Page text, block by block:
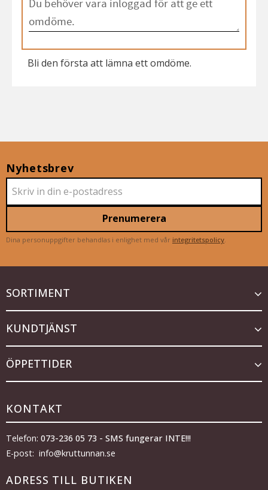
Bli den första att lämna ett omdöme.
Nyhetsbrev
Prenumerera
Dina personuppgifter behandlas i enlighet med vår integritetspolicy
SORTIMENT
KUNDTJÄNST
ÖPPETTIDER
KONTAKT
Telefon: 073-236 05 73 - SMS fungerar INTE!!!
E-post: info@kruttunnan.se
ADRESS TILL BUTIKEN